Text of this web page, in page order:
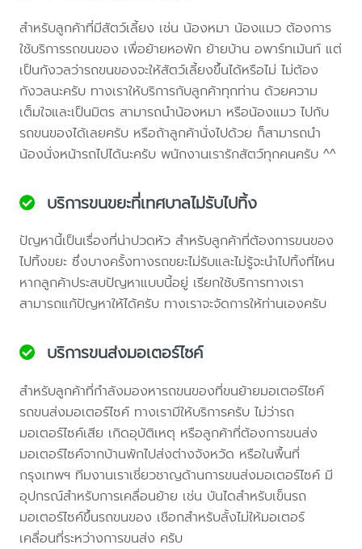
สำหรับลูกค้าที่มีสัตว์เลี้ยง เช่น น้องหมา น้องแมว ต้องการ
ใช้บริการรถขนของ เพื่อย้ายหอพัก ย้ายบ้าน อพาร์ทเม้นท์ แต่
เป็นกังวลว่ารถขนของจะให้สัตว์เลี้ยงขึ้นได้หรือไม่ ไม่ต้อง
กังวลนะครับ ทางเราให้บริการกับลูกค้าทุกท่าน ด้วยความ
เต็มใจและเป็นมิตร สามารถนำน้องหมา หรือน้องแมว ไปกับ
รถขนของได้เลยครับ หรือถ้าลูกค้านั่งไปด้วย ก็สามารถนำ
น้องนั่งหน้ารถไปได้นะครับ พนักงานเรารักสัตว์ทุกคนครับ ^^
บริการขนขยะที่เทศบาลไม่รับไปทิ้ง
ปัญหานี้เป็นเรื่องที่น่าปวดหัว สำหรับลูกค้าที่ต้องการขนของ
ไปทิ้งขยะ ซึ่งบางครั้งทางรถขยะไม่รับและไม่รู้จะนำไปทิ้งที่ไหน
หากลูกค้าประสบปัญหาแบบนี้อยู่ เรียกใช้บริการทางเรา
สามารถแก้ปัญหาให้ได้ครับ ทางเราจะจัดการให้ท่านเองครับ
บริการขนส่งมอเตอร์ไซค์
สำหรับลูกค้าที่กำลังมองหารถขนของที่ขนย้ายมอเตอร์ไซค์
รถขนส่งมอเตอร์ไซค์ ทางเรามีให้บริการครับ ไม่ว่ารถ
มอเตอร์ไซค์เสีย เกิดอุบัติเหตุ หรือลูกค้าที่ต้องการขนส่ง
มอเตอร์ไซค์จากบ้านพักไปส่งต่างจังหวัด หรือในพื้นที่
กรุงเทพฯ ทีมงานเราเชี่ยวชาญด้านการขนส่งมอเตอร์ไซค์ มี
อุปกรณ์สำหรับการเคลื่อนย้าย เช่น บันไดสำหรับเข็นรถ
มอเตอร์ไซค์ขึ้นรถขนของ เชือกสำหรับลั้งไม่ให้มอเตอร์
เคลื่อนที่ระหว่างการขนส่ง ครับ